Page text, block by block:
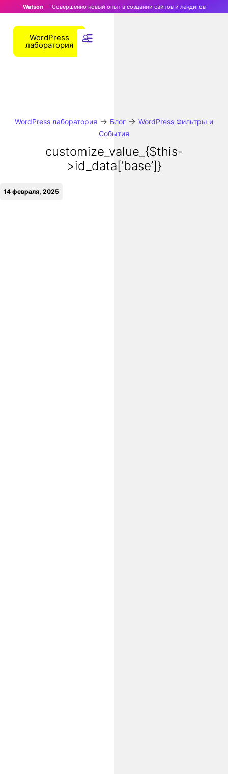
Watson— Совершенно новый опыт в создании сайтов и лендигов
WordPress
лаборатория
WordPress лаборатория → Блог → WordPress Фильтры и
События
customize_value_{$this-
>id_data[‘base’]}
14 февраля, 2025